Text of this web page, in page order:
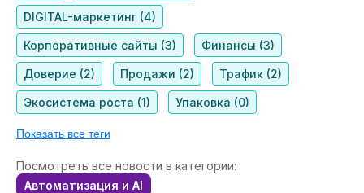
DIGITAL-маркетинг (4)
Корпоративные сайты (3) Финансы (3)
Доверие (2) Продажи (2) Трафик (2)
Экосистема роста (1) Упаковка (0)
Показать все теги
Посмотреть все новости в категории:
Автоматизация и AI